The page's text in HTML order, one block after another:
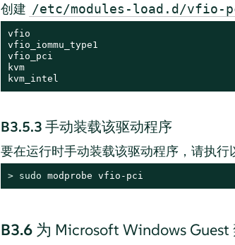
创建 /etc/modules-load.d/vfio-
vfio
vfio_iommu_type1
vfio_pci
kvm
kvm_intel
B3.5.3手动装载该驱动程序
要在运行时手动装载该驱动程序，请执行
> sudo modprobe vfio-pci
B3.6 为 Microsoft Windows Guest